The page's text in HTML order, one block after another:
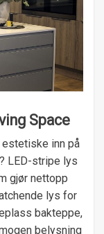
Space
estetiske inn på
LED-stripe lys
gjør nettopp
lys for
bakteppe,
belysning